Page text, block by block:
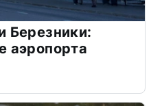
Березники:
аэропорта